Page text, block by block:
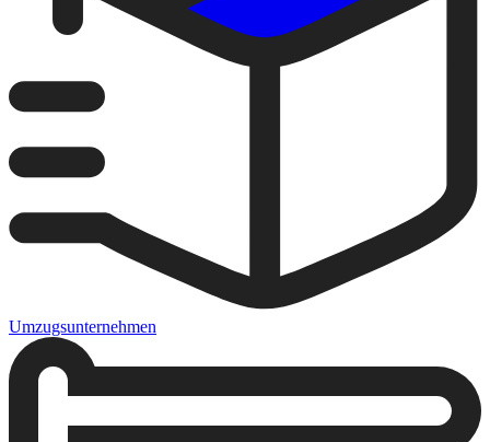
Umzugsunternehmen